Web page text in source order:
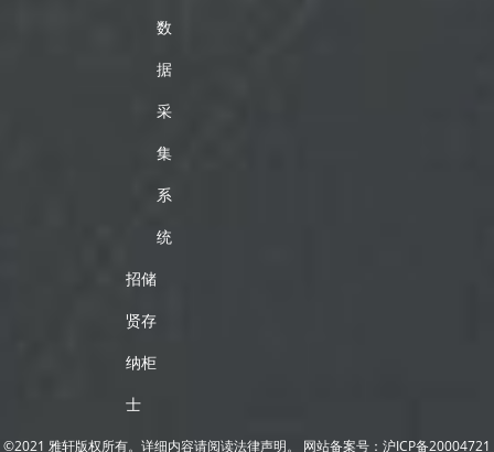
数
据
采
集
系
统
招
贤
纳
士
储
存
柜
©2021 雅轩版权所有。详细内容请阅读法律声明。 网站备案号： 沪ICP备20004721